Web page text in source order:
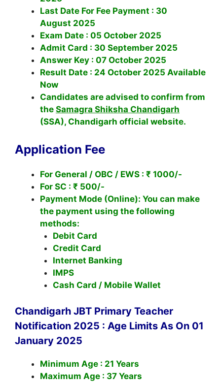
Last Date For Fee Payment : 30
August 2025
Exam Date : 05 October 2025
Admit Card : 30 September 2025
Answer Key : 07 October 2025
Result Date : 24 October 2025 Available
Now
Candidates are advised to confirm from
the Samagra Shiksha Chandigarh
(SSA), Chandigarh official website.
Application Fee
For General / OBC / EWS : ₹ 1000/-
For SC : ₹ 500/-
Payment Mode (Online): You can make
the payment using the following
methods:
Debit Card
Credit Card
Internet Banking
IMPS
Cash Card / Mobile Wallet
Chandigarh JBT Primary Teacher
Notification 2025 : Age Limits As On 01
January 2025
Minimum Age : 21 Years
Maximum Age : 37 Years